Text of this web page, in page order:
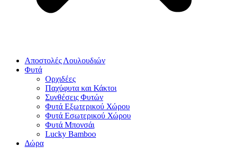
Αποστολές Λουλουδιών
Φυτά
Ορχιδέες
Παχύφυτα και Κάκτοι
Συνθέσεις Φυτών
Φυτά Εξωτερικού Χώρου
Φυτά Εσωτερικού Χώρου
Φυτά Μπονσάι
Lucky Bamboo
Δώρα